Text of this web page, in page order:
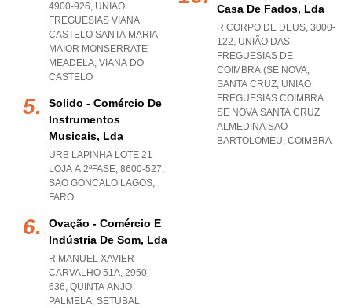
4900-926, UNIAO
FREGUESIAS VIANA
CASTELO SANTA MARIA
MAIOR MONSERRATE
MEADELA, VIANA DO
CASTELO
Solido - Comércio De
Instrumentos
Musicais, Lda
URB LAPINHA LOTE 21
LOJA A 2ªFASE, 8600-527,
SAO GONCALO LAGOS,
FARO
Ovação - Comércio E
Indústria De Som, Lda
R MANUEL XAVIER
CARVALHO 51A, 2950-
636, QUINTA ANJO
PALMELA, SETUBAL
Casa De Fados, Lda
R CORPO DE DEUS, 3000-
122, UNIÃO DAS
FREGUESIAS DE
COIMBRA (SE NOVA,
SANTA CRUZ, UNIAO
FREGUESIAS COIMBRA
SE NOVA SANTA CRUZ
ALMEDINA SAO
BARTOLOMEU, COIMBRA